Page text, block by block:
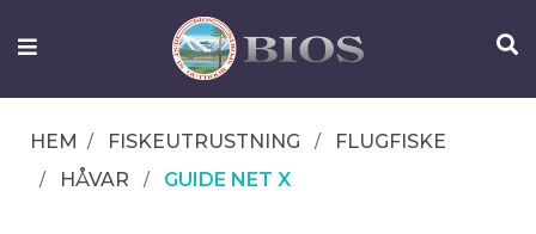
FISKEUTRUSTNING
OM
IFISH
HEM FISKEUTRUSTNING
FLUGFISKE
HÅVAR
GUIDE NET X